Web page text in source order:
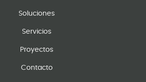
Soluciones
Servicios
Proyectos
Contacto